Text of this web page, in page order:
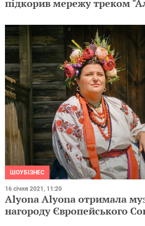
підкорив мережу треком
ШОУБІЗНЕС
16 січня 2021, 11:20
Alyona Alyona отримала
нагороду Європейського